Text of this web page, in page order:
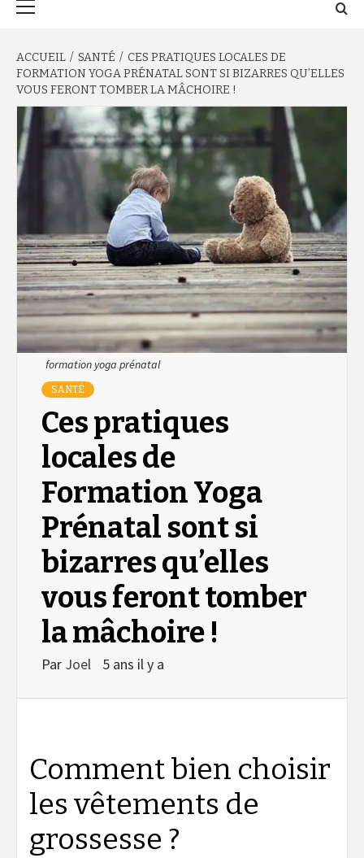
ACCUEIL SANTÉ
CES PRATIQUES LOCALES DE
FORMATION YOGA PRÉNATAL SONT SI BIZARRES QU’ELLES
VOUS FERONT TOMBER LA MÂCHOIRE !
formation yoga prénatal
SANTÉ
Ces pratiques
locales de
Formation Yoga
Prénatal sont si
bizarres qu’elles
vous feront tomber
la mâchoire !
Par Joel 5 ans il y a
Comment bien choisir
les vêtements de
grossesse ?